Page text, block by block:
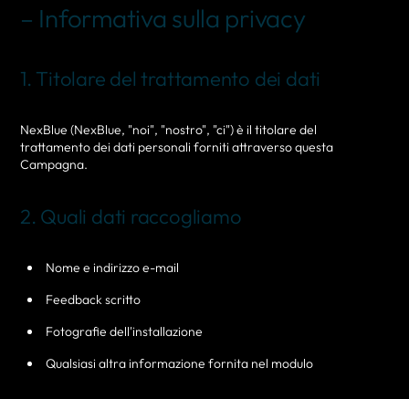
– Informativa sulla privacy
1. Titolare del trattamento dei dati
NexBlue (NexBlue, "noi", "nostro", "ci") è il titolare del
trattamento dei dati personali forniti attraverso questa
Campagna.
2. Quali dati raccogliamo
Nome e indirizzo e-mail
Feedback scritto
Fotografie dell'installazione
Qualsiasi altra informazione fornita nel modulo